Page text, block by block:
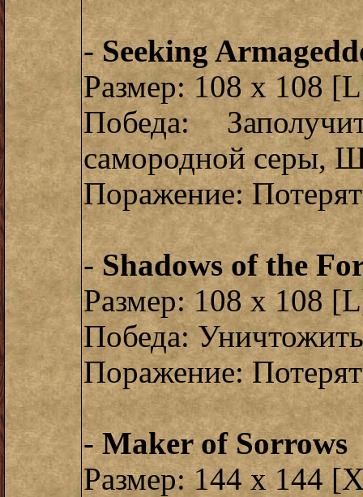
-Seeking
Размер: 108 x 108
Победа:
самородной серы,
Поражение:
-Shadows of the
Размер: 108 x 108
Победа: Уничтожить
Поражение:
-Maker of Sorrows
Размер: 144 x 144